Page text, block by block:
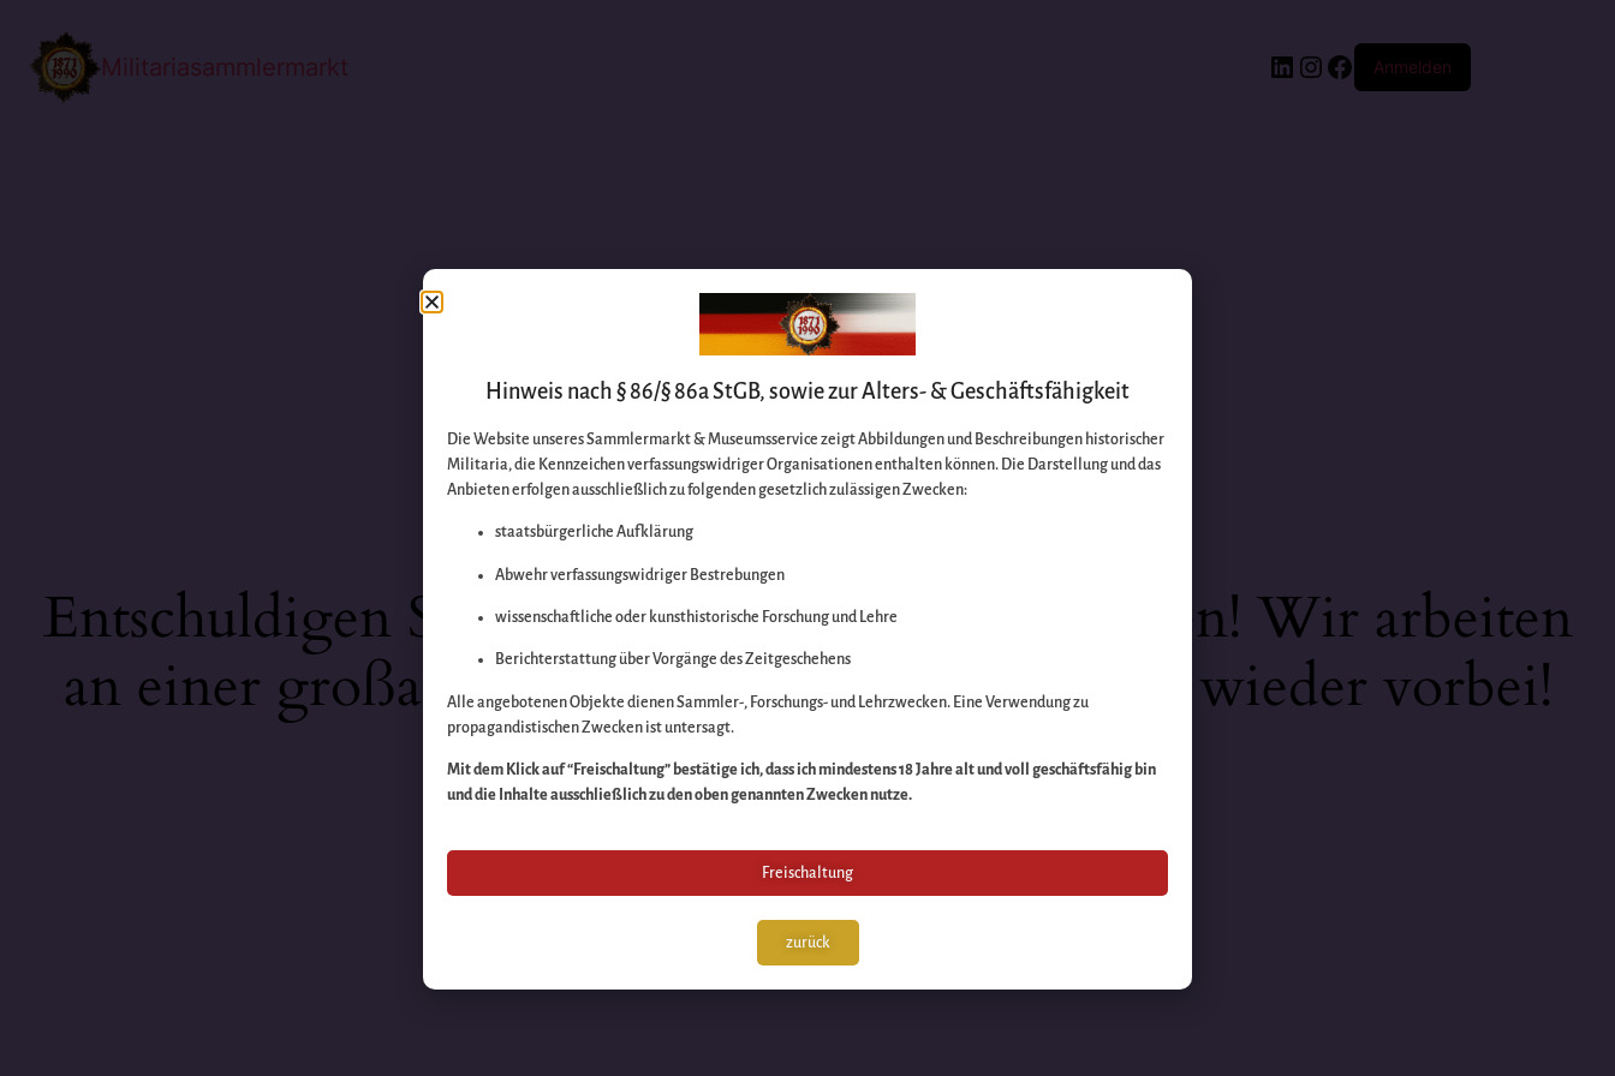
Militariasammlermarkt Anmelden
Entschuldigen Sie bitte die Unannehmlichkeiten! Wir arbeiten
an einer großartigen Sache – schauen Sie bald wieder vorbei!
Hinweis nach § 86/§ 86a StGB, sowie zur Alters- & Geschäftsfähigkeit
Die Website unseres Sammlermarkt & Museumsservice zeigt Abbildungen und Beschreibungen historischer
Militaria, die Kennzeichen verfassungswidriger Organisationen enthalten können. Die Darstellung und das
Anbieten erfolgen ausschließlich zu folgenden gesetzlich zulässigen Zwecken:
staatsbürgerliche Aufklärung
Abwehr verfassungswidriger Bestrebungen
wissenschaftliche oder kunsthistorische Forschung und Lehre
Berichterstattung über Vorgänge des Zeitgeschehens
Alle angebotenen Objekte dienen Sammler-, Forschungs- und Lehrzwecken. Eine Verwendung zu
propagandistischen Zwecken ist untersagt.
Mit dem Klick auf “Freischaltung” bestätige ich, dass ich mindestens 18 Jahre alt und voll geschäftsfähig bin
und die Inhalte ausschließlich zu den oben genannten Zwecken nutze.
Freischaltung
zurück